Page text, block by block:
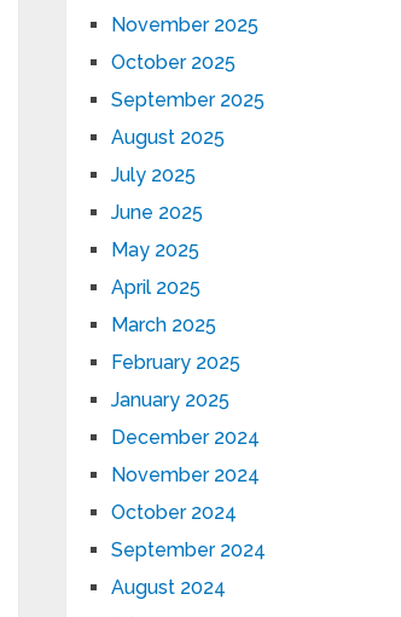
November 2025
October 2025
September 2025
August 2025
July 2025
June 2025
May 2025
April 2025
March 2025
February 2025
January 2025
December 2024
November 2024
October 2024
September 2024
August 2024